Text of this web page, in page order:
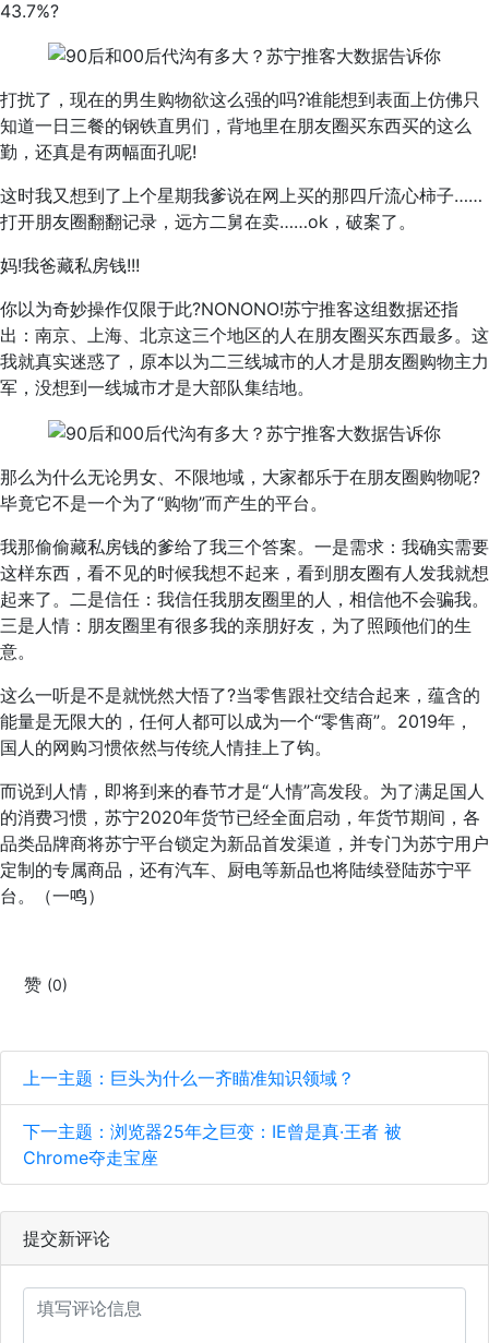
43.7%?
打扰了，现在的男生购物欲这么强的吗?谁能想到表面上仿佛只
知道一日三餐的钢铁直男们，背地里在朋友圈买东西买的这么
勤，还真是有两幅面孔呢!
这时我又想到了上个星期我爹说在网上买的那四斤流心柿子……
打开朋友圈翻翻记录，远方二舅在卖……ok，破案了。
妈!我爸藏私房钱!!!
你以为奇妙操作仅限于此?NONONO!苏宁推客这组数据还指
出：南京、上海、北京这三个地区的人在朋友圈买东西最多。这
我就真实迷惑了，原本以为二三线城市的人才是朋友圈购物主力
军，没想到一线城市才是大部队集结地。
那么为什么无论男女、不限地域，大家都乐于在朋友圈购物呢?
毕竟它不是一个为了“购物”而产生的平台。
我那偷偷藏私房钱的爹给了我三个答案。一是需求：我确实需要
这样东西，看不见的时候我想不起来，看到朋友圈有人发我就想
起来了。二是信任：我信任我朋友圈里的人，相信他不会骗我。
三是人情：朋友圈里有很多我的亲朋好友，为了照顾他们的生
意。
这么一听是不是就恍然大悟了?当零售跟社交结合起来，蕴含的
能量是无限大的，任何人都可以成为一个“零售商”。2019年，
国人的网购习惯依然与传统人情挂上了钩。
而说到人情，即将到来的春节才是“人情”高发段。为了满足国人
的消费习惯，苏宁2020年货节已经全面启动，年货节期间，各
品类品牌商将苏宁平台锁定为新品首发渠道，并专门为苏宁用户
定制的专属商品，还有汽车、厨电等新品也将陆续登陆苏宁平
台。（一鸣）
赞 (0)
上一主题：巨头为什么一齐瞄准知识领域？
下一主题：浏览器25年之巨变：IE曾是真·王者 被
Chrome夺走宝座
提交新评论